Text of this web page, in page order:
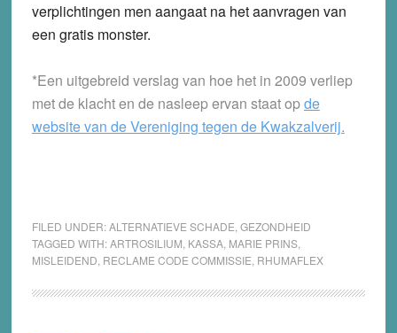
verplichtingen men aangaat na het aanvragen van
een gratis monster.
*Een uitgebreid verslag van hoe het in 2009 verliep
met de klacht en de nasleep ervan staat opde
website van de Vereniging tegen de Kwakzalverij.
FILED UNDER:ALTERNATIEVE SCHADE,GEZONDHEID
TAGGED WITH:ARTROSILIUM, KASSA, MARIE PRINS,
MISLEIDEND, RECLAME CODE COMMISSIE, RHUMAFLEX